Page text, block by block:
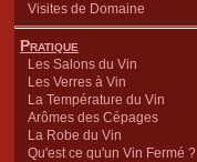
Visites de Domaine
Pratique
Les Salons du Vin
Les Verres à Vin
La Température du Vin
Arômes des Cépages
La Robe du Vin
Qu'est ce qu'un Vin Fermé ?